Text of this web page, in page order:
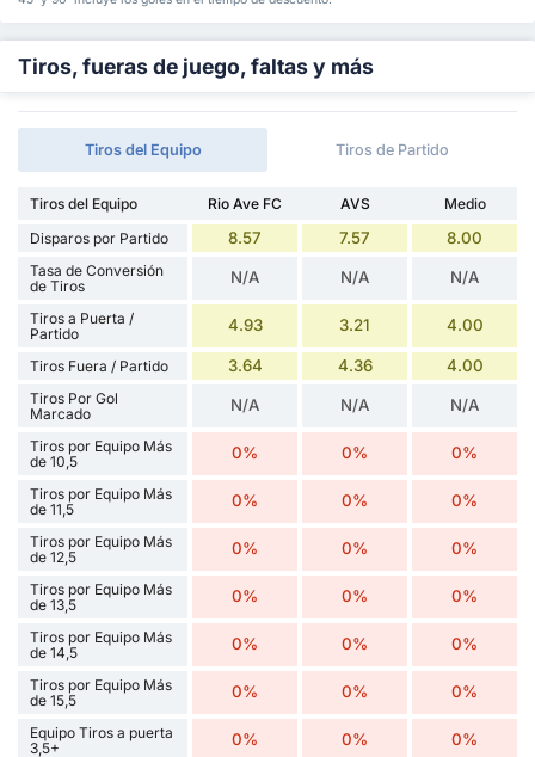
Tiros, fueras de juego, faltas y más
Tiros del Equipo Tiros de Partido
Tiros del Equipo Rio Ave FC AVS
Medio
Disparos por Partido
8.57 7.57 8.00
Tasa de Conversión
de Tiros
N/A N/A N/A
Tiros a Puerta /
Partido
4.93 3.21 4.00
Tiros Fuera / Partido 3.64 4.36 4.00
Tiros Por Gol
Marcado
N/A N/A N/A
Tiros por Equipo Más
de 10,5
0% 0% 0%
Tiros por Equipo Más
de 11,5
0% 0% 0%
Tiros por Equipo Más
de 12,5
0% 0% 0%
Tiros por Equipo Más
de 13,5
0% 0% 0%
Tiros por Equipo Más
de 14,5
0% 0% 0%
Tiros por Equipo Más
de 15,5
0% 0% 0%
Equipo Tiros a puerta
3,5+
0% 0% 0%